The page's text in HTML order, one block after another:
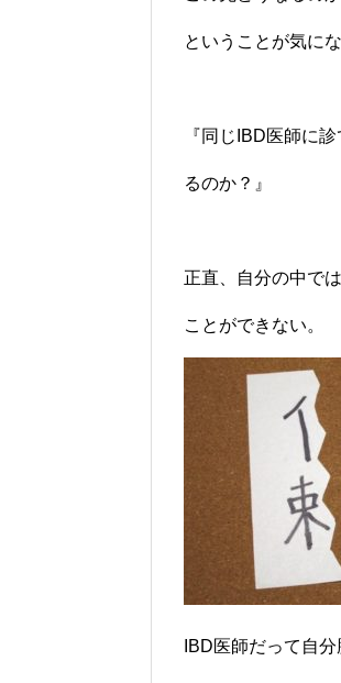
ということが気に
『同じIBD医師に
るのか？』
正直、自分の中で
ことができない。
IBD医師だって自